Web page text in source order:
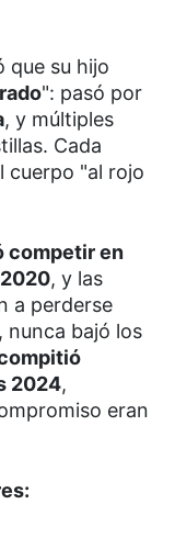
que su hijo
": pasó por
, y múltiples
Cada
cuerpo "al rojo
competir en
, y las
a perderse
nunca bajó los
2024,
eran